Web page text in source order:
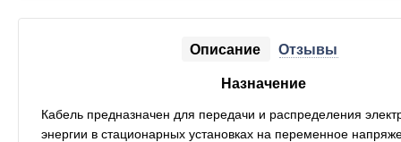
Описание Отзывы
Назначение
Кабель предназначен для передачи и распределения
энергии в стационарных установках на переменное